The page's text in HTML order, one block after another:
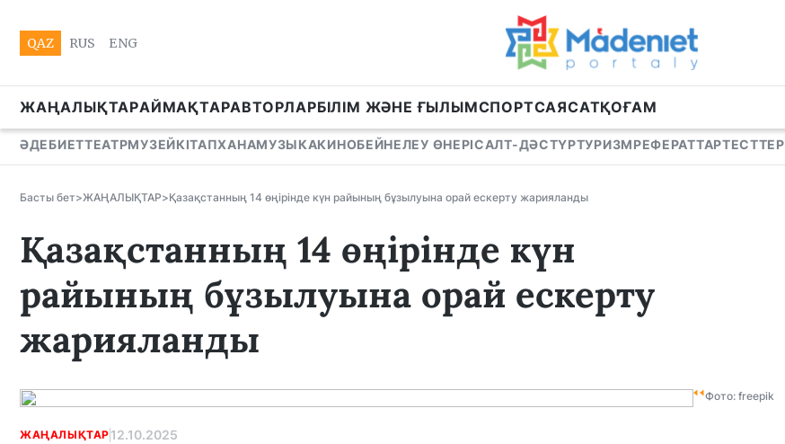
QAZ RUS ENG
ЖАҢАЛЫҚТАРАЙМАҚТАРАВТОРЛАРБІЛІМ ЖӘНЕ ҒЫЛЫМСПОРТСАЯСАТҚОҒАМ
ӘДЕБИЕТТЕАТРМУЗЕЙКІТАПХАНАМУЗЫКАКИНОБЕЙНЕЛЕУ ӨНЕРІСАЛТ-ДӘСТҮРТУРИЗМРЕФЕРАТТАРТЕСТТЕР
Басты бет>ЖАҢАЛЫҚТАР>Қазақстанның 14 өңірінде күн райының бұзылуына орай ескерту жарияланды
Қазақстанның 14 өңірінде күн
райының бұзылуына орай ескерту
жарияланды
Фото: freepik
ЖАҢАЛЫҚТАР 12.10.2025